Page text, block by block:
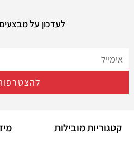
לעדכון על
קטגוריות מובילות